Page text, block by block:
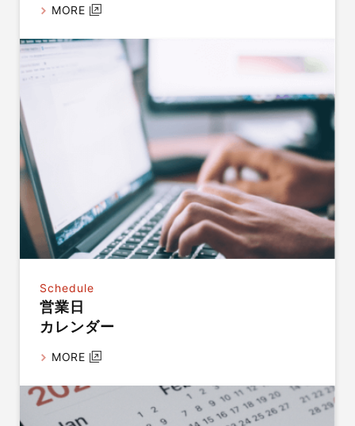
MORE
Schedule
営業日
カレンダー
MORE